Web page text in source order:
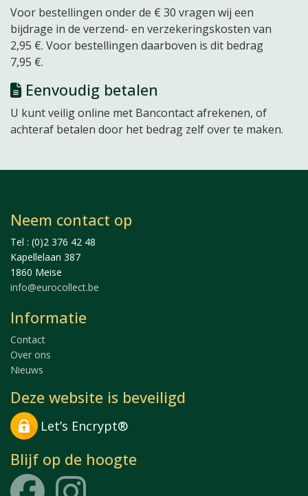
Voor bestellingen onder de € 30 vragen wij een
bijdrage in de verzend- en verzekeringskosten van
2,95 €. Voor bestellingen daarboven is dit bedrag
7,95 €.
Eenvoudig betalen
U kunt veilig online met Bancontact afrekenen, of
achteraf betalen door het bedrag zelf over te maken.
Neem contact op
Tel : (0)2 376 42 48
Kapellelaan 387
1860 Meise
info@eurocollect.be
Informatie
Contact
Over ons
Nieuws
Deze website is beveiligd
Let’s Encrypt®
Blijf op de hoogte